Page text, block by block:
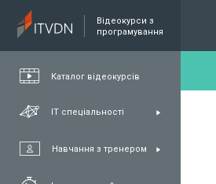
Відеокурси з
програмування
Каталог відеокурсів
ІТ спеціальності
Навчання з тренером
FullStack C#/.NET Java